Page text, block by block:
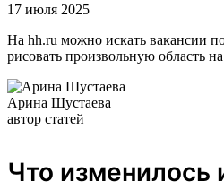
17 июля 2025
На hh.ru можно искать вакансии
рисовать произвольную область
Арина Шустаева
автор статей
Что изменилось